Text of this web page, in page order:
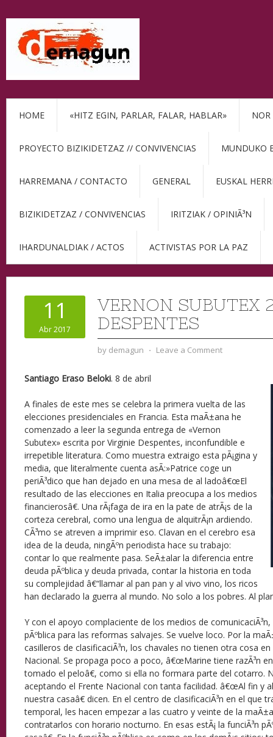
HOME «HITZ EGIN, PARLAR, FALAR, HABLAR» NOR
PROYECTO BIZIKIDETZAZ // CONVIVENCIAS MUNDUKO
HARREMANA / CONTACTO GENERAL EUSKAL
BIZIKIDETZAZ / CONVIVENCIAS IRITZIAK / OPINIÃ³N
IHARDUNALDIAK / ACTOS ACTIVISTAS POR LA PAZ
11
Abr 2017
VERNON SUBUTEX
DESPENTES
by demagun ⋅ Leave a Comment
Santiago Eraso Beloki. 8 de abril
A finales de este mes se celebra la primera vuelta de las
elecciones presidenciales en Francia. Esta maÃ±ana he
comenzado a leer la segunda entrega de «Vernon
Subutex» escrita por Virginie Despentes, inconfundible e
irrepetible literatura. Como muestra extraigo esta pÃ¡gina y
media, que literalmente cuenta asÃ­:»Patrice coge un
periÃ³dico que han dejado en una mesa de al ladoâ€œEl
resultado de las elecciones en Italia preocupa a los medios
financierosâ€. Una rÃ¡faga de ira en la pate de atrÃ¡s de la
corteza cerebral, como una lengua de alquitrÃ¡n ardiendo.
CÃ³mo se atreven a imprimir eso. Clavan en el cerebro esa
idea de la deuda, ningÃºn periodista hace su trabajo:
contar lo que realmente pasa. SeÃ±alar la diferencia entre
deuda pÃºblica y deuda privada, contar la historia en toda
su complejidad â€“llamar al pan pan y al vivo vino, los ricos
han declarado la guerra al mundo. No solo a los pobres. Al
Y con el apoyo complaciente de los medios de comunicaciÃ³n,
pÃºblica para las reformas salvajes. Se vuelve loco. Por la
casilleros de clasificaciÃ³n, los chavales no tienen otra cosa
Nacional. Se propaga poco a poco, â€œMarine tiene razÃ³n
tomado el peloâ€, como si ella no formara parte del cotarro.
aceptando el Frente Nacional con tanta facilidad. â€œAl fin y
nuestra casaâ€ dicen. En el centro de clasificaciÃ³n en el que
temporal, les hacen empezar a las cuatro y veinte de la
contratarlos con horario nocturno. En esas estÃ¡ la funciÃ³n